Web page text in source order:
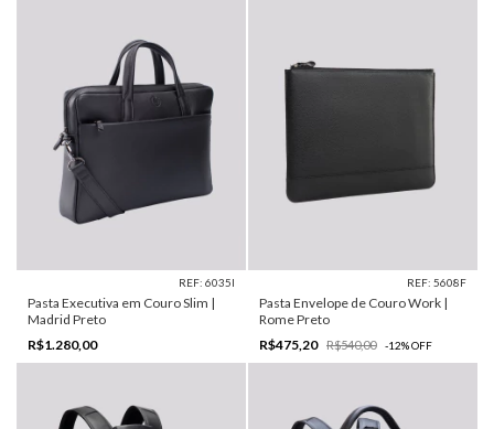
REF: 6035I
Pasta Executiva em Couro Slim |
Madrid Preto
R$1.280,00
REF: 5608F
Pasta Envelope de Couro Work |
Rome Preto
R$475,20
R$540,00 -12%OFF